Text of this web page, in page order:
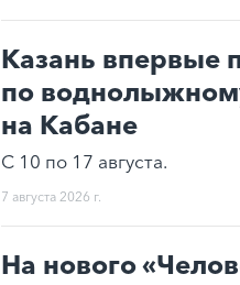
Казань впервые
по
на Кабане
С 10 по 17 августа.
7 августа 2026 г.
На нового